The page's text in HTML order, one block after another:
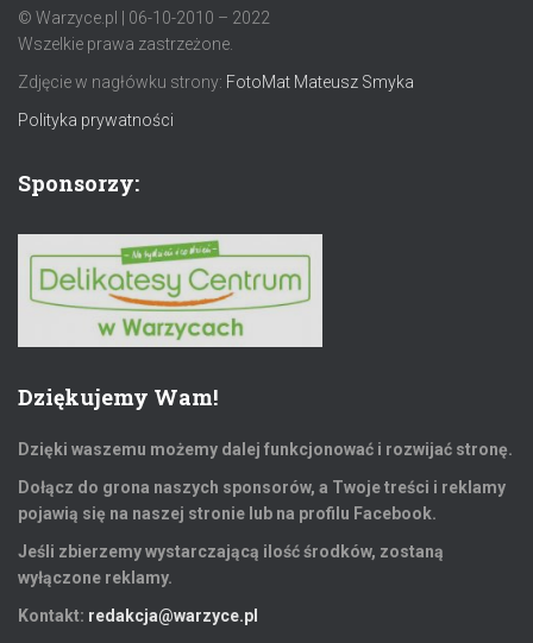
© Warzyce.pl | 06-10-2010 – 2022
Wszelkie prawa zastrzeżone.
Zdjęcie w nagłówku strony: FotoMat Mateusz Smyka
Polityka prywatności
Sponsorzy:
Dziękujemy Wam!
Dzięki waszemu możemy dalej funkcjonować i rozwijać stronę.
Dołącz do grona naszych sponsorów, a Twoje treści i reklamy
pojawią się na naszej stronie lub na profilu Facebook.
Jeśli zbierzemy wystarczającą ilość środków, zostaną
wyłączone reklamy.
Kontakt: redakcja@warzyce.pl